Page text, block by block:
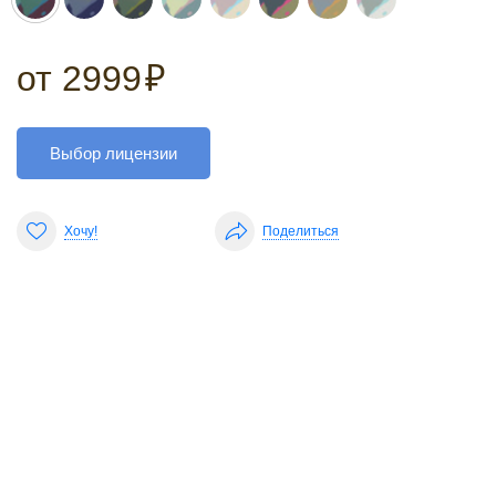
от 2999₽
Выбор лицензии
Хочу! Поделиться